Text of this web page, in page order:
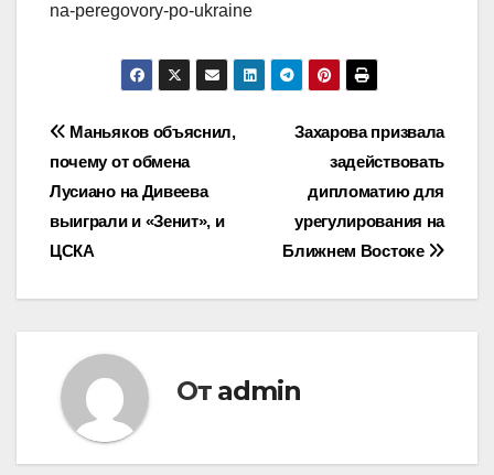
na-peregovory-po-ukraine
Навигация
по
записям
Захарова призвала
задействовать
дипломатию для
урегулирования на
Ближнем Востоке
Маньяков объяснил,
почему от обмена
Лусиано на Дивеева
выиграли и «Зенит», и
ЦСКА
От admin